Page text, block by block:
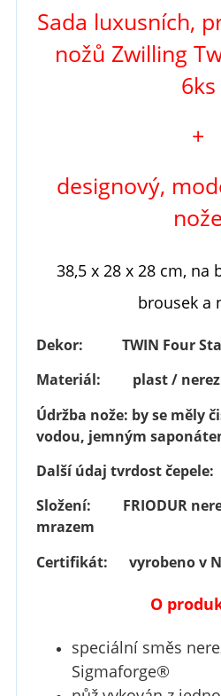
Sada luxusních,
nožů Zwilling
6ks
+
designový,
nože
38,5 x 28 x 28 cm, na
brousek a
Dekor: TWIN Four
Materiál: plast / nerez
Údržba nože: by se měly
vodou, jemným
Další údaj tvrdost čepele:
Složení:
FRIODUR
mrazem
Certifikát:
vyrobeno v
O
speciální směs
Sigmaforge®